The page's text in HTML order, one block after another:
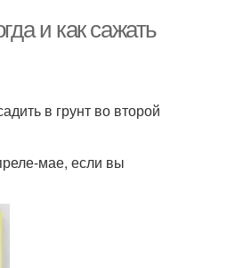
и как сажать
в грунт во второй
мае, если вы